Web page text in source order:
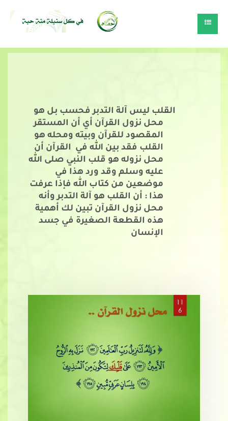
القلب ليس آلة التدبر فحسب بل هو
محل نزول القرآن أي أن المستقر
المقصود للقرآن وبيته ومحله هو
القلب فقد بين الله في القرآن أن
محل نزوله هو قلب النبي صلى الله
عليه وسلم وقد ورد هذا في
موضعين من كتاب الله فإذا عرفت
هذا : أن القلب هو آلة التدبر وأنه
محل نزول القرآن تبين لك أهمية
هذه القطعة الصغيرة في جسد
الإنسان